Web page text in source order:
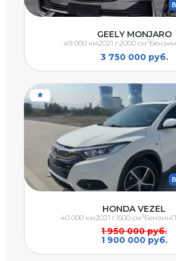
GEELY MONJARO
3 750 000 руб.
49 000 км2021 г.2000 см3Бензин
HONDA VEZEL
1 950 000 руб.
1 900 000 руб.
40 000 км2021 г.1500 см3Бензин